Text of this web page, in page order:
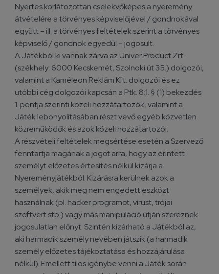
Nyertes korlátozottan cselekvőképes a nyeremény
átvételére a törvényes képviselőjével / gondnokával
együtt – ill. a törvényes feltételek szerint a törvényes
képviselő / gondnok egyedül – jogosult.
A Játékból ki vannak zárva az Univer Product Zrt.
(székhely: 6000 Kecskemét, Szolnoki út 35.) dolgozói,
valamint a Kaméleon Reklám Kft. dolgozói és ez
utóbbi cég dolgozói kapcsán a Ptk. 8:1. § (1) bekezdés
1. pontja szerinti közeli hozzátartozók, valamint a
Játék lebonyolításában részt vevő egyéb közvetlen
közreműködők és azok közeli hozzátartozói.
A részvételi feltételek megsértése esetén a Szervező
fenntartja magának a jogot arra, hogy az érintett
személyt előzetes értesítés nélkül kizárja a
Nyereményjátékból. Kizárásra kerülnek azok a
személyek, akik meg nem engedett eszközt
használnak (pl. hacker programot, vírust, trójai
szoftvert stb.) vagy más manipuláció útján szereznek
jogosulatlan előnyt. Szintén kizárható a Játékból az,
aki harmadik személy nevében játszik (a harmadik
személy előzetes tájékoztatása és hozzájárulása
nélkül). Emellett tilos igénybe venni a Játék során